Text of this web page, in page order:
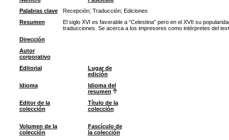
Palabras clave
Recepción; Traducción; Ediciones
Resumen
El siglo XVI es favorable a “Celestina” pero en el XVII su
traducciones. Se acerca a los impresores como intérpretes del
Dirección
Autor
corporativo
Editorial
Lugar de
edición
Idioma
Idioma del
resumen
Editor de la
colección
Título de la
colección
Volumen de la
colección
Fascículo de
la colección